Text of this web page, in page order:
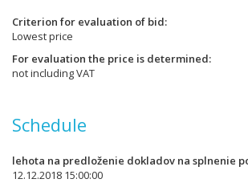
Criterion for evaluation of bid
Lowest price
For evaluation the price is determined
not including VAT
Schedule
lehota na predloženie dokladov na splnenie
12.12.2018 15:00:00